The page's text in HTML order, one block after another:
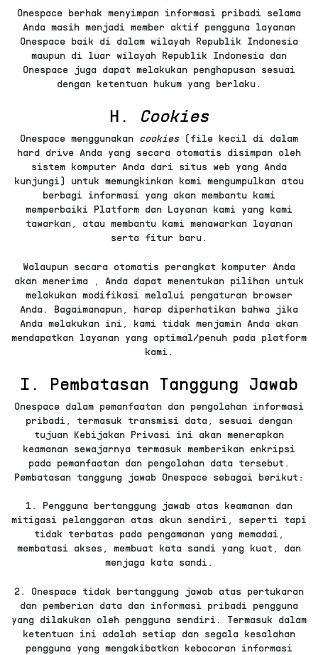
Onespace berhak menyimpan informasi pribadi selama
Anda masih menjadi member aktif pengguna layanan
Onespace baik di dalam wilayah Republik Indonesia
maupun di luar wilayah Republik Indonesia dan
Onespace juga dapat melakukan penghapusan sesuai
dengan ketentuan hukum yang berlaku.
H. Cookies
Onespace menggunakan cookies(file kecil di dalam
hard drive Anda yang secara otomatis disimpan oleh
sistem komputer Anda dari situs web yang Anda
kunjungi) untuk memungkinkan kami mengumpulkan atau
berbagi informasi yang akan membantu kami
memperbaiki Platform dan Layanan kami yang kami
tawarkan, atau membantu kami menawarkan layanan
serta fitur baru.
Walaupun secara otomatis perangkat komputer Anda
akan menerima
, Anda dapat menentukan pilihan untuk
melakukan modifikasi melalui pengaturan browser
Anda. Bagaimanapun, harap diperhatikan bahwa jika
Anda melakukan ini, kami tidak menjamin Anda akan
mendapatkan layanan yang optimal/penuh pada platform
kami.
I. Pembatasan Tanggung Jawab
Onespace dalam pemanfaatan dan pengolahan informasi
pribadi, termasuk transmisi data, sesuai dengan
tujuan Kebijakan Privasi ini akan menerapkan
keamanan sewajarnya termasuk memberikan enkripsi
pada pemanfaatan dan pengolahan data tersebut.
Pembatasan tanggung jawab Onespace sebagai berikut:
1. Pengguna bertanggung jawab atas keamanan dan
mitigasi pelanggaran atas akun sendiri, seperti tapi
tidak terbatas pada pengamanan yang memadai,
membatasi akses, membuat kata sandi yang kuat, dan
menjaga kata sandi.
2. Onespace tidak bertanggung jawab atas pertukaran
dan pemberian data dan informasi pribadi pengguna
yang dilakukan oleh pengguna sendiri. Termasuk dalam
ketentuan ini adalah setiap dan segala kesalahan
pengguna yang mengakibatkan kebocoran informasi